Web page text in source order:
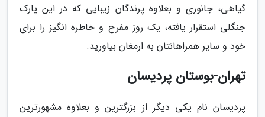
گیاهی، جانوری و بعلاوه پرندگان زیبایی که در این پارک
جنگلی استقرار یافته، یک روز مفرح و خاطره انگیز را برای
خود و سایر همراهانتان به ارمغان بیاورید.
تهران-بوستان پردیسان
پردیسان نام یکی دیگر از بزرگترین و بعلاوه مشهورترین